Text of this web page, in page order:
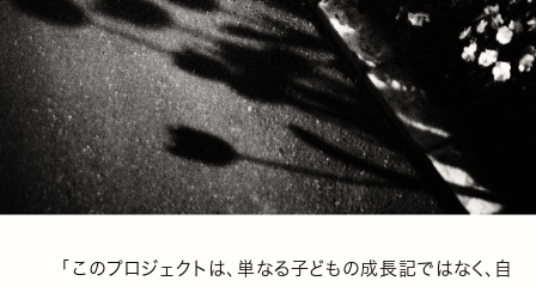
「このプロジェクトは、単なる子どもの成長記ではなく、自